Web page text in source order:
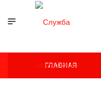
ГЛАВНАЯ